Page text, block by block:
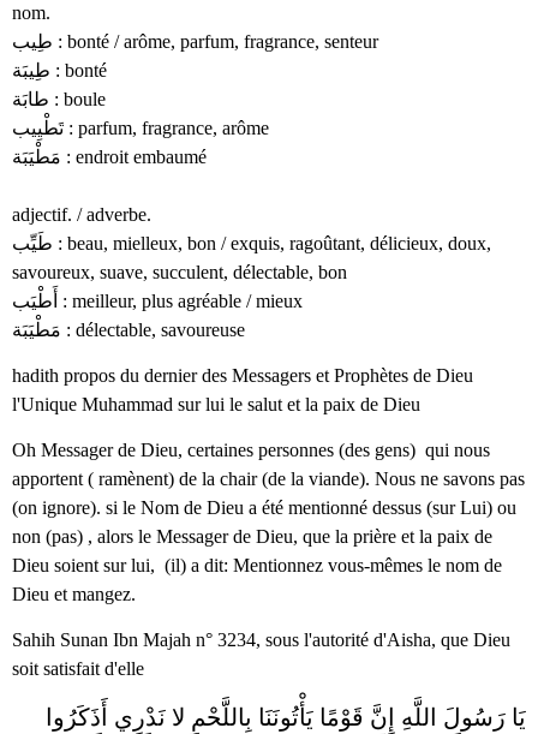
nom.
طِيب : bonté / arôme, parfum, fragrance, senteur
طِيبَة : bonté
طابَة : boule
تَطْيِيب : parfum, fragrance, arôme
مَطْيَبَة : endroit embaumé
adjectif. / adverbe.
طَيِّب : beau, mielleux, bon / exquis, ragoûtant, délicieux, doux,
savoureux, suave, succulent, délectable, bon
أَطْيَب : meilleur, plus agréable / mieux
مَطْيَبَة : délectable, savoureuse
hadith propos du dernier des Messagers et Prophètes de Dieu
l'Unique Muhammad sur lui le salut et la paix de Dieu
Oh Messager de Dieu, certaines personnes (des gens) qui nous
apportent ( ramènent) de la chair (de la viande). Nous ne savons pas
(on ignore). si le Nom de Dieu a été mentionné dessus (sur Lui) ou
non (pas) , alors le Messager de Dieu, que la prière et la paix de
Dieu soient sur lui, (il) a dit: Mentionnez vous-mêmes le nom de
Dieu et mangez.
Sahih Sunan Ibn Majah n° 3234, sous l'autorité d'Aisha, que Dieu
soit satisfait d'elle
يَا رَسُولَ اللَّهِ إِنَّ قَوْمًا يَأْتُونَنَا بِاللَّحْمِ لا نَدْرِي أَذَكَرُوا